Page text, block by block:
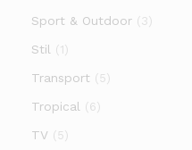
Sport & Outdoor (3)
Stil (1)
Transport (5)
Tropical (6)
TV (5)